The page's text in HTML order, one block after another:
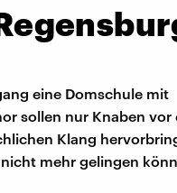
eine Domschule mit
sollen nur Knaben vor
Klang
mehr gelingen